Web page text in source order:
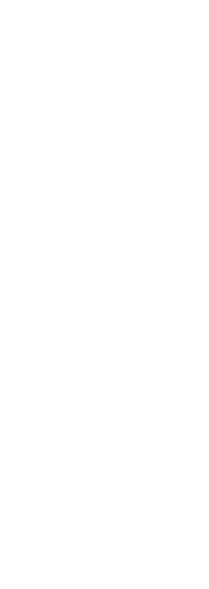
заведение в
стала первым
С 1957